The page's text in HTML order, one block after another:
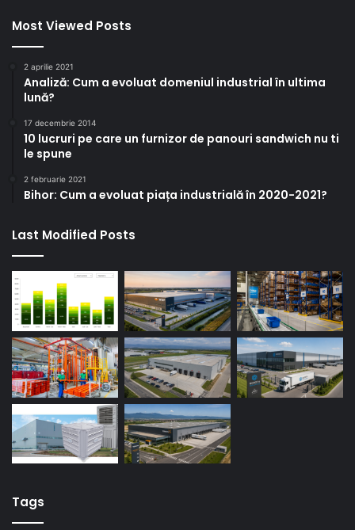
Most Viewed Posts
2 aprilie 2021
Analiză: Cum a evoluat domeniul industrial în ultima
lună?
17 decembrie 2014
10 lucruri pe care un furnizor de panouri sandwich nu ti
le spune
2 februarie 2021
Bihor: Cum a evoluat piața industrială în 2020-2021?
Last Modified Posts
Tags